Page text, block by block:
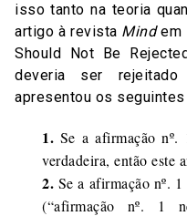
isso tanto na teoria
artigo à revista Mindem
Should Not Be
deveria ser
apresentou os seguintes
1. Se a afirmação nº.
verdadeira, então este
2. Se a afirmação nº.
(“afirmação nº. 1